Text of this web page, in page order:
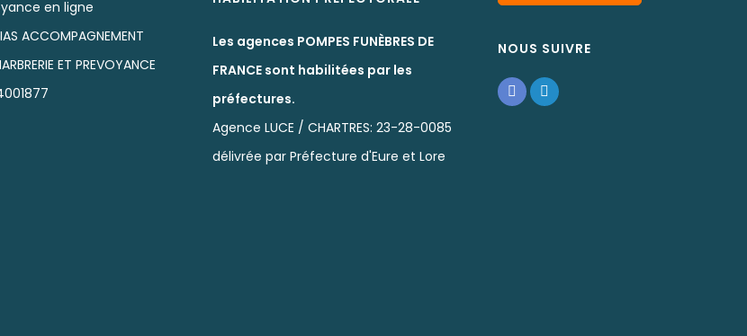
en ligne
ACCOMPAGNEMENT
ET PREVOYANCE
Les agences POMPES FUNÈBRES DE
FRANCE sont habilitées par les
préfectures.
Agence LUCE / CHARTRES: 23-28-0085
délivrée par Préfecture d'Eure et Lore
NOUS SUIVRE